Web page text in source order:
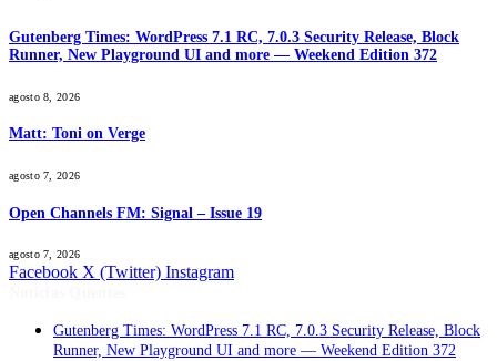
Gutenberg Times: WordPress 7.1 RC, 7.0.3 Security Release, Block
Runner, New Playground UI and more — Weekend Edition 372
agosto 8, 2026
Matt: Toni on Verge
agosto 7, 2026
Open Channels FM: Signal – Issue 19
agosto 7, 2026
Facebook X (Twitter) Instagram
Gutenberg Times: WordPress 7.1 RC, 7.0.3 Security Release, Block
Runner, New Playground UI and more — Weekend Edition 372